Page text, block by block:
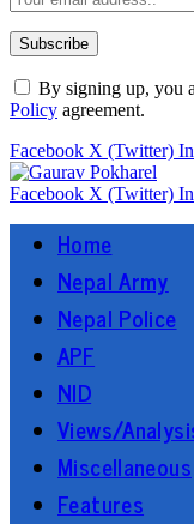
By signing up, you
Policy agreement.
Facebook X (Twitter)
Facebook X (Twitter)
Home
Nepal Army
Nepal Police
APF
NID
Views/
Miscellaneous
Features